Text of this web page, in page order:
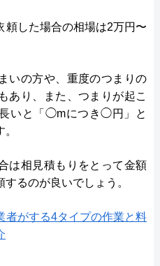
頼した場合の相場は2万円〜
いの方や、重度のつまりの
あり、また、つまりが起こ
いと「◯mにつき◯円」と
は相見積もりをとって金額
るのが良いでしょう。
者がする4タイプの作業と料